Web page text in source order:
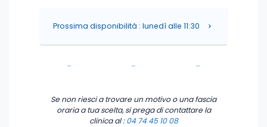
- - -
Prossima disponibilità : lunedì alle 11:30
Se non riesci a trovare un motivo o una fascia
oraria a tua scelta, si prega di contattare la
clinica al :04 74 45 10 08